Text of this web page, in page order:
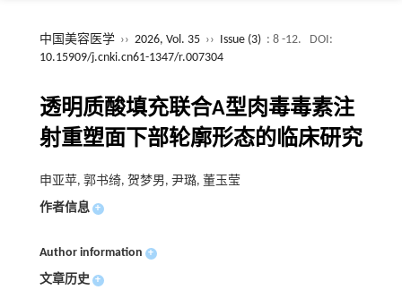
中国美容医学 ›› 2026, Vol. 35 ›› Issue (3) : 8 -12.
DOI:
10.15909/j.cnki.cn61-1347/r.007304
透明质酸填充联合A型肉毒毒素注
射重塑面下部轮廓形态的临床研究
申亚苹, 郭书绮, 贺梦男, 尹璐, 董玉莹
作者信息 +
Author information +
文章历史 +